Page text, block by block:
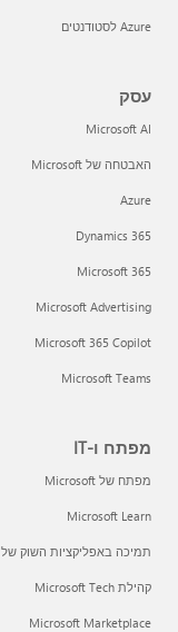
Azure לסטודנטים
עסק
Microsoft AI
האבטחה של Microsoft
Azure
Dynamics 365
Microsoft 365
Microsoft Advertising
Microsoft 365 Copilot
Microsoft Teams
מפתח ו-IT
מפתח של Microsoft
Microsoft Learn
תמיכה באפליקציות השוק של AI
קהילת Microsoft Tech
Microsoft Marketplace